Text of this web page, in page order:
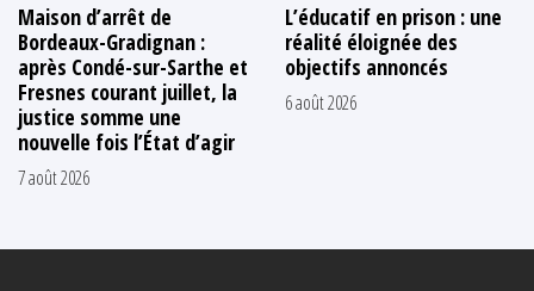
Maison d’arrêt de
Bordeaux-Gradignan :
après Condé-sur-Sarthe et
Fresnes courant juillet, la
justice somme une
nouvelle fois l’État d’agir
7 août 2026
L’éducatif en prison : une
réalité éloignée des
objectifs annoncés
6 août 2026